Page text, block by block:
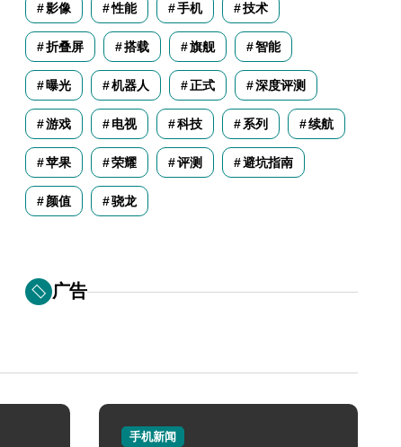
影像 性能 手机 技术
折叠屏 搭载 旗舰 智能
曝光 机器人 正式 深度评测
游戏 电视 科技 系列 续航
苹果 荣耀 评测 避坑指南
颜值 骁龙
广告
手机新闻